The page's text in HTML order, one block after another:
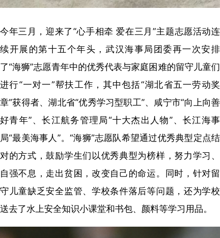
今年三月，迎来了“心手相牵 爱在三月”主题志愿活动连
续开展的第十五个年头，武汉海事局团委再一次安排
了“海狮”志愿青年中的优秀代表与家庭困难的留守儿童们
进行“一对一”帮扶工作，其中包括“湖北省五一劳动奖
章”获得者、湖北省“优秀学习型职工”、咸宁市“向上向善
好青年”、长江航务管理局“十大杰出人物”、长江海事
局“最美海事人”。“海狮”志愿队希望通过优秀典型定点结
对的方式，鼓励学生们以优秀典型为榜样，努力学习、
自强不息，走出贫困，改变自己的命运。同时，针对留
守儿童缺乏安全监管、学校条件落后等问题，还为学校
送去了水上安全知识小课堂和书包、颜料等学习用品。